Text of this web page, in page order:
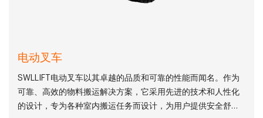
电动叉车
SWLLIFT电动叉车以其卓越的品质和可靠的性能而闻名。作为
可靠、高效的物料搬运解决方案，它采用先进的技术和人性化
的设计，专为各种室内搬运任务而设计，为用户提供安全舒适